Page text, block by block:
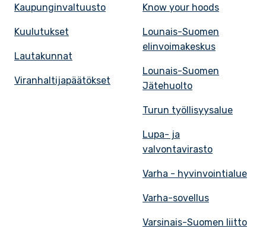
Kaupunginvaltuusto
Kuulutukset
Lautakunnat
Viranhaltijapäätökset
Know your hoods
Lounais-Suomen
elinvoimakeskus
Lounais-Suomen
Jätehuolto
Turun työllisyysalue
Lupa- ja
valvontavirasto
Varha - hyvinvointialue
Varha-sovellus
Varsinais-Suomen liitto